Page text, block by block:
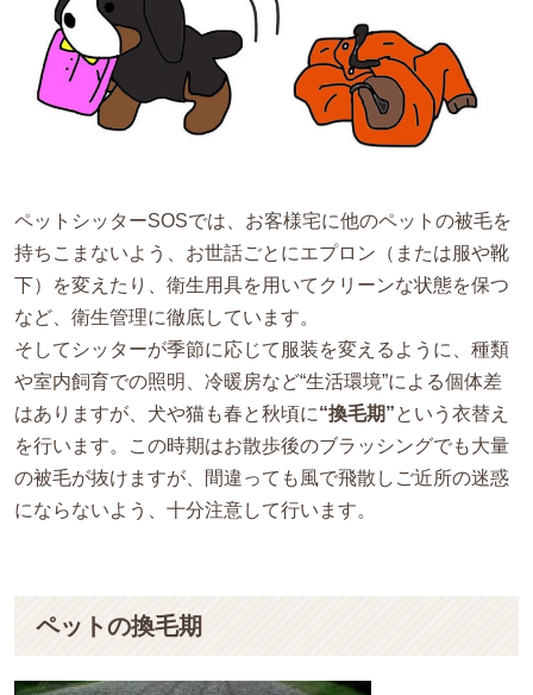
ペットシッターSOSでは、お客様宅に他のペットの被毛を
持ちこまないよう、お世話ごとにエプロン（または服や靴
下）を変えたり、衛生用具を用いてクリーンな状態を保つ
など、衛生管理に徹底しています。
そしてシッターが季節に応じて服装を変えるように、種類
や室内飼育での照明、冷暖房など“生活環境”による個体差
はありますが、犬や猫も春と秋頃に“換毛期”という衣替え
を行います。この時期はお散歩後のブラッシングでも大量
の被毛が抜けますが、間違っても風で飛散しご近所の迷惑
にならないよう、十分注意して行います。
ペットの換毛期